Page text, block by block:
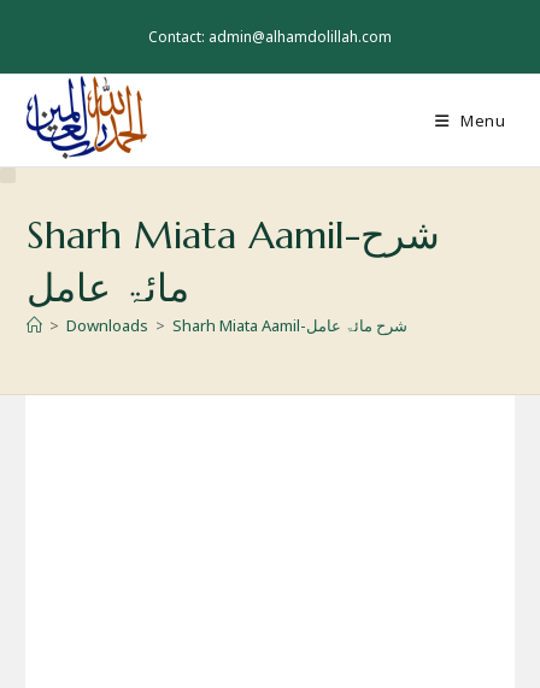
Contact: admin@alhamdolillah.com
Menu
Sharh Miata Aamil-شرح
مائۃ عامل
> Downloads > Sharh Miata Aamil-شرح مائۃ عامل